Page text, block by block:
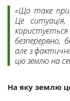
«Що таке
Це
безперервно,
але з
цю землю на
На яку землю